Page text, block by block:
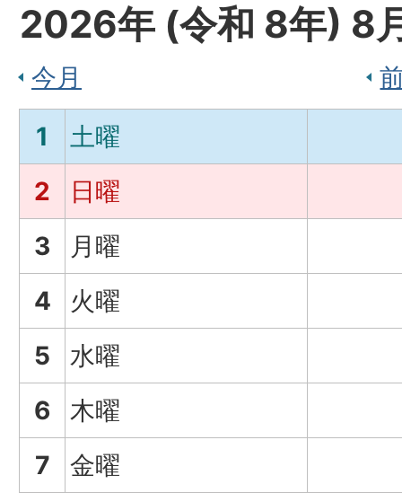
2026年 (令和 8年) 8
今月
1
土曜
2
日曜
3
月曜
4
火曜
5
水曜
6
木曜
7
金曜